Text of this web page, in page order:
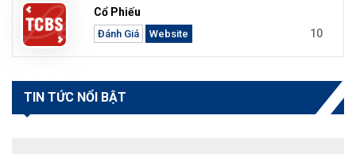
Cổ Phiếu
Đánh Giá Website 10
TIN TỨC NỔI BẬT